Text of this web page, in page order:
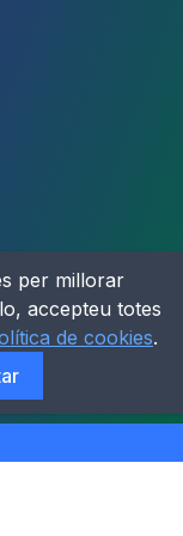
per millorar
accepteu totes
de cookies.